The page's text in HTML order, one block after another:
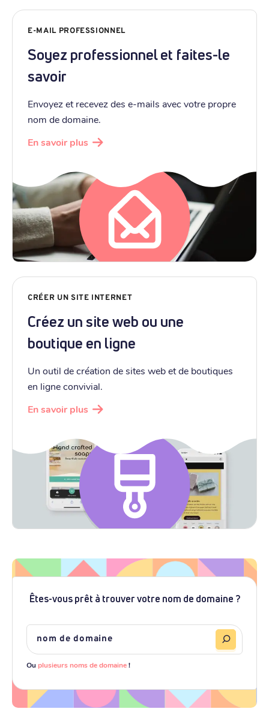
E-MAIL PROFESSIONNEL
Soyez professionnel et faites-le
savoir
Envoyez et recevez des e-mails avec votre propre
nom de domaine.
En savoir plus
CRÉER UN SITE INTERNET
Créez un site web ou une
boutique en ligne
Un outil de création de sites web et de boutiques
en ligne convivial.
En savoir plus
Êtes-vous prêt à trouver votre nom de domaine ?
Ouplusieurs noms de domaine!